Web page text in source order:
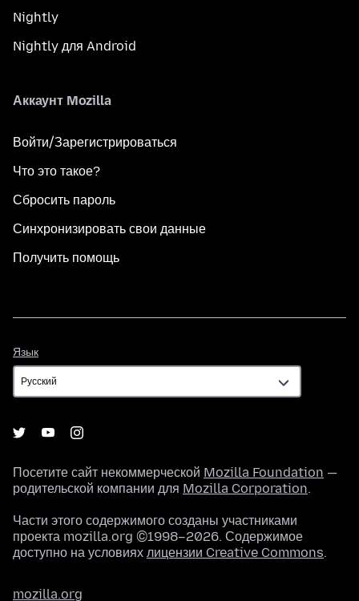
Nightly
Nightly для Android
Аккаунт Mozilla
Войти/Зарегистрироваться
Что это такое?
Сбросить пароль
Синхронизировать свои данные
Получить помощь
Язык
Посетите сайт некоммерческой Mozilla Foundation —
родительской компании для Mozilla Corporation.
Части этого содержимого созданы участниками
проекта mozilla.org ©1998–2026. Содержимое
доступно на условиях лицензии Creative Commons.
mozilla.org